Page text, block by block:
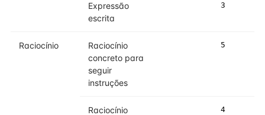
Expressão
escrita
3
Raciocínio
Raciocínio
concreto para
seguir
instruções
5
Raciocínio
4